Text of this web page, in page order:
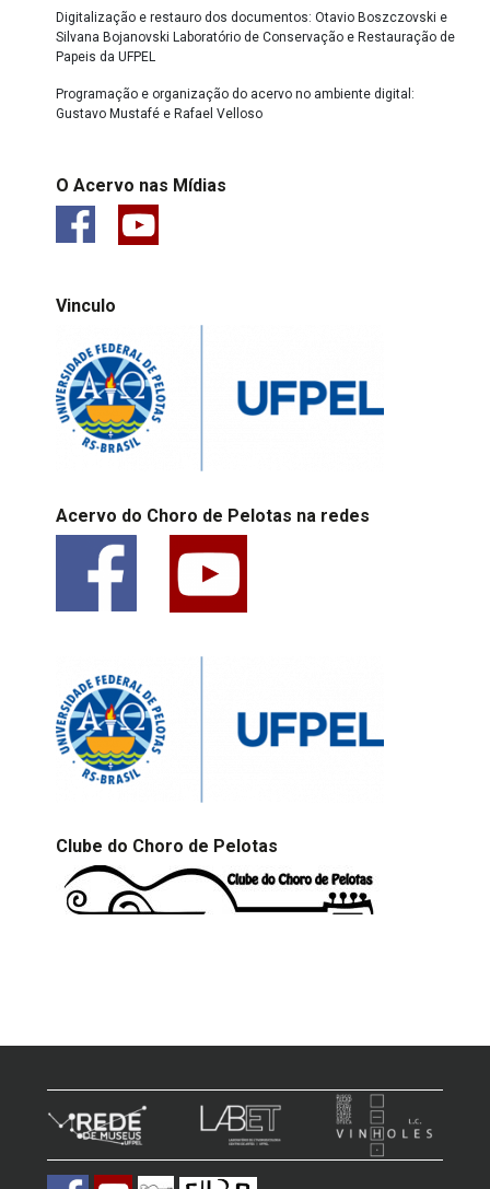
Digitalização e restauro dos documentos: Otavio Boszczovski e
Silvana Bojanovski Laboratório de Conservação e Restauração de
Papeis da UFPEL
Programação e organização do acervo no ambiente digital:
Gustavo Mustafé e Rafael Velloso
O Acervo nas Mídias
Vinculo
Acervo do Choro de Pelotas na redes
Clube do Choro de Pelotas